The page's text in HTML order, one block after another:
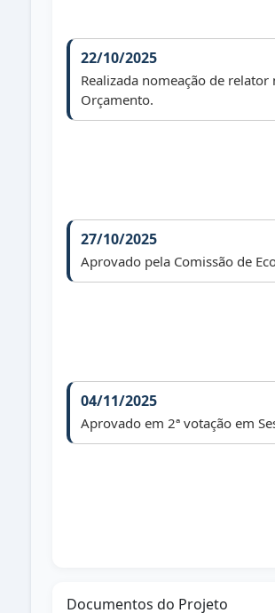
22/10/2025
Realizada nomeação de relator
Orçamento.
27/10/2025
Aprovado pela Comissão de
04/11/2025
Aprovado em 2ª votação em
Documentos do Projeto